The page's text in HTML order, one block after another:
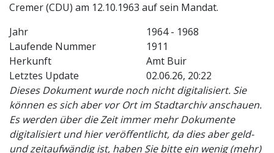
Cremer (CDU) am 12.10.1963 auf sein Mandat.
Jahr
1964 - 1968
Laufende Nummer
1911
Herkunft
Amt Buir
Letztes Update
02.06.26, 20:22
Dieses Dokument wurde noch nicht digitalisiert. Sie
können es sich aber vor Ort im Stadtarchiv anschauen.
Es werden über die Zeit immer mehr Dokumente
digitalisiert und hier veröffentlicht, da dies aber geld-
und zeitaufwändig ist, haben Sie bitte ein wenig (mehr)